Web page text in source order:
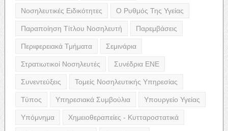
Νοσηλευτικές Ειδικότητες Ο Ρυθμός Της Υγείας
Παραποίηση Τίτλου Νοσηλευτή Παρεμβάσεις
Περιφερειακά Τμήματα Σεμινάρια
Στρατιωτικοί Νοσηλευτές Συνέδρια ΕΝΕ
Συνεντεύξεις Τομείς Νοσηλευτικής Υπηρεσίας
Τύπος Υπηρεσιακά Συμβούλια Υπουργείο Υγείας
Υπόμνημα Χημειοθεραπείες - Κυτταροστατικά